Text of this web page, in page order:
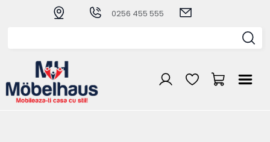
0256 455 555